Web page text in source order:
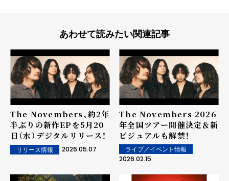
あわせて読みたい関連記事
The Novembers、約2年
半ぶりの新作EPを5月20
日（水）デジタルリリース！
リリース情報 2026.05.07
The Novembers 2026
年全国ツアー開催決定＆新
ビジュアルも解禁！
ライブ／イベント情報
2026.02.15